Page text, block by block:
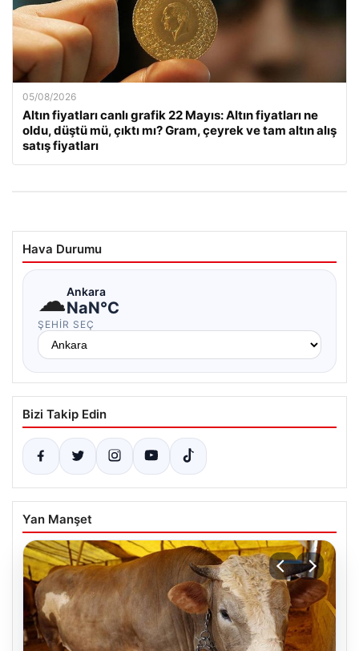
05/08/2026
Altın fiyatları canlı grafik 22 Mayıs: Altın fiyatları ne
oldu, düştü mü, çıktı mı? Gram, çeyrek ve tam altın alış
satış fiyatları
Hava Durumu
☁Ankara
NaN°C
ŞEHIR SEÇ
Bizi Takip Edin
Yan Manşet